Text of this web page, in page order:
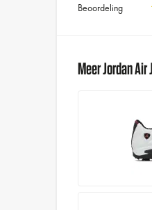
Beoordeling
Meer Jordan Air